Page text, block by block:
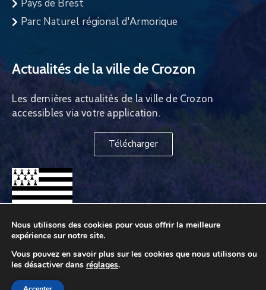
Pays de Brest
Parc Naturel régional d'Armorique
Actualités de la ville de Crozon
Les dernières actualités de la ville de Crozon
accessibles via votre application.
Télécharger
Ville de Crozon © 2026. Tous droits réservés
Nous utilisons des cookies pour vous offrir la meilleure
expérience sur notre site.
Vous pouvez en savoir plus sur les cookies que nous utilisons ou
les désactiver dans réglages.